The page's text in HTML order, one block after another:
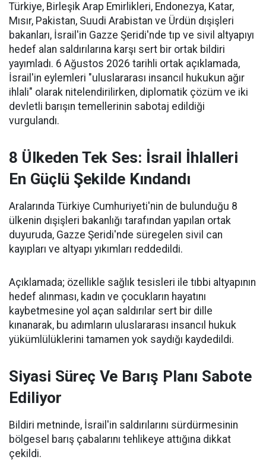
Türkiye, Birleşik Arap Emirlikleri, Endonezya, Katar,
Mısır, Pakistan, Suudi Arabistan ve Ürdün dışişleri
bakanları, İsrail'in Gazze Şeridi'nde tıp ve sivil altyapıyı
hedef alan saldırılarına karşı sert bir ortak bildiri
yayımladı. 6 Ağustos 2026 tarihli ortak açıklamada,
İsrail'in eylemleri "uluslararası insancıl hukukun ağır
ihlali" olarak nitelendirilirken, diplomatik çözüm ve iki
devletli barışın temellerinin sabotaj edildiği
vurgulandı.
8 Ülkeden Tek Ses: İsrail İhlalleri
En Güçlü Şekilde Kındandı
Aralarında Türkiye Cumhuriyeti'nin de bulunduğu 8
ülkenin dışişleri bakanlığı tarafından yapılan ortak
duyuruda, Gazze Şeridi'nde süregelen sivil can
kayıpları ve altyapı yıkımları reddedildi.
Açıklamada; özellikle sağlık tesisleri ile tıbbi altyapının
hedef alınması, kadın ve çocukların hayatını
kaybetmesine yol açan saldırılar sert bir dille
kınanarak, bu adımların uluslararası insancıl hukuk
yükümlülüklerini tamamen yok saydığı kaydedildi.
Siyasi Süreç Ve Barış Planı Sabote
Ediliyor
Bildiri metninde, İsrail'in saldırılarını sürdürmesinin
bölgesel barış çabalarını tehlikeye attığına dikkat
çekildi.